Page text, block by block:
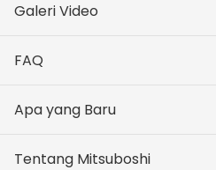
Galeri Video
FAQ
Apa yang Baru
Tentang Mitsuboshi